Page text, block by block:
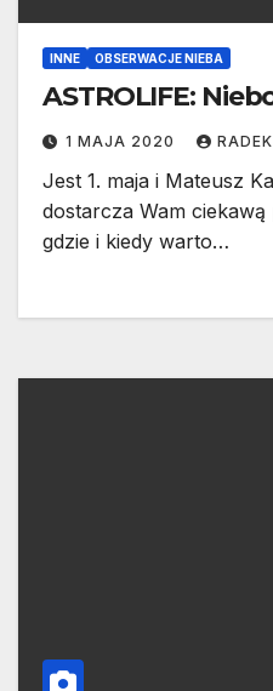
INNE OBSERWACJE NIEBA
ASTROLIFE:
1 MAJA 2020
Jest 1. maja i Mateusz
dostarcza Wam
gdzie i kiedy warto…